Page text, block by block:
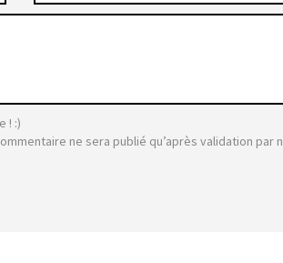
! :)
ne sera publié qu’après validation par